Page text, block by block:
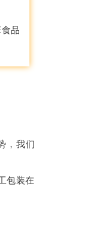
品
，我们
包装在